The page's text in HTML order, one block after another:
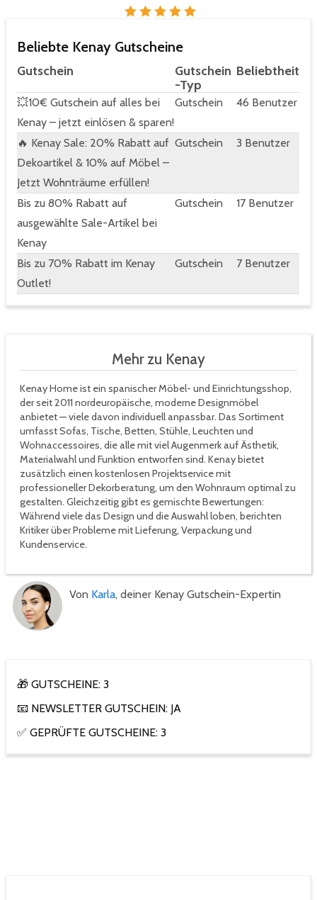
Beliebte Kenay Gutscheine
Gutschein
Gutschein
-Typ
Beliebtheit
💥10€ Gutschein auf alles bei
Kenay – jetzt einlösen & sparen!
Gutschein 46 Benutzer
🔥 Kenay Sale: 20% Rabatt auf
Dekoartikel & 10% auf Möbel –
Jetzt Wohnträume erfüllen!
Gutschein 3 Benutzer
Bis zu 80% Rabatt auf
ausgewählte Sale-Artikel bei
Kenay
Gutschein 17 Benutzer
Bis zu 70% Rabatt im Kenay
Outlet!
Gutschein 7 Benutzer
Mehr zu Kenay
Kenay Home ist ein spanischer Möbel- und Einrichtungsshop,
der seit 2011 nordeuropäische, moderne Designmöbel
anbietet — viele davon individuell anpassbar. Das Sortiment
umfasst Sofas, Tische, Betten, Stühle, Leuchten und
Wohnaccessoires, die alle mit viel Augenmerk auf Ästhetik,
Materialwahl und Funktion entworfen sind. Kenay bietet
zusätzlich einen kostenlosen Projektservice mit
professioneller Dekorberatung, um den Wohnraum optimal zu
gestalten. Gleichzeitig gibt es gemischte Bewertungen:
Während viele das Design und die Auswahl loben, berichten
Kritiker über Probleme mit Lieferung, Verpackung und
Kundenservice.
Von Karla, deiner Kenay Gutschein-Expertin
🎁 GUTSCHEINE: 3
📧 NEWSLETTER GUTSCHEIN: JA
✅ GEPRÜFTE GUTSCHEINE: 3